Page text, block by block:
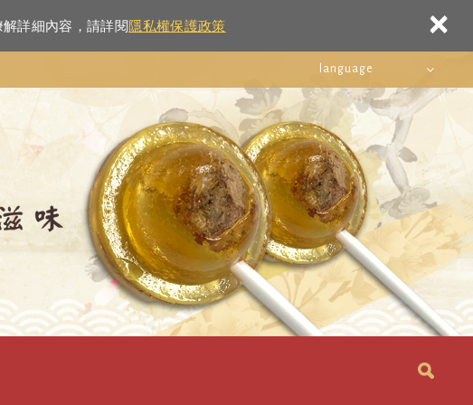
詳細內容，請詳閱隱私權保護政策 ×
language